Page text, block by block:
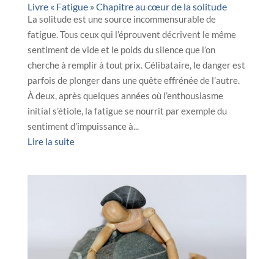
Livre « Fatigue » Chapitre au cœur de la solitude
La solitude est une source incommensurable de
fatigue. Tous ceux qui l’éprouvent décrivent le même
sentiment de vide et le poids du silence que l’on
cherche à remplir à tout prix. Célibataire, le danger est
parfois de plonger dans une quête effrénée de l’autre.
À deux, après quelques années où l’enthousiasme
initial s’étiole, la fatigue se nourrit par exemple du
sentiment d’impuissance à...
Lire la suite